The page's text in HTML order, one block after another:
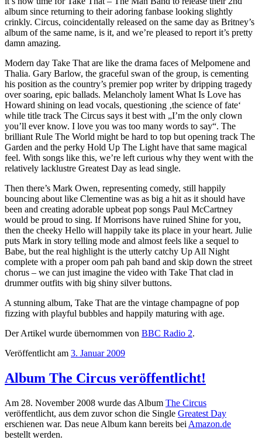
album since returning to their adoring fanbase looking slightly
crinkly. Circus, coincidentally released on the same day as Britney’s
album of the same name, is it, and we’re pleased to report it’s pretty
damn amazing.
Modern day Take That are like the drama faces of Melpomene and
Thalia. Gary Barlow, the graceful swan of the group, is cementing
his position as the country’s premier pop writer by dripping tragedy
over soaring, epic ballads. Melancholy lament What Is Love has
Howard shining on lead vocals, questioning ‚the science of fate‘
while title track The Circus says it best with „I’m the only clown
you’ll ever know. I love you was too many words to say“. The
brilliant Rule The World might be hard to top but opening track The
Garden and the perky Hold Up The Light have that same magical
feel. With songs like this, we’re left curious why they went with the
relatively lacklustre Greatest Day as lead single.
Then there’s Mark Owen, representing comedy, still happily
bouncing about like Clementine was as big a hit as it should have
been and creating adorable upbeat pop songs Paul McCartney
would be proud to sing. If Morrisons have ruined Shine for you,
then the cheeky Hello will happily take its place in your heart. Julie
puts Mark in story telling mode and almost feels like a sequel to
Babe, but the real highlight is the utterly catchy Up All Night
complete with a proper oom pah pah band and skip down the street
chorus – we can just imagine the video with Take That clad in
drummer outfits with big shiny silver buttons.
A stunning album, Take That are the vintage champagne of pop
fizzing with playful bubbles and happily maturing with age.
Der Artikel wurde übernommen von BBC Radio 2.
Veröffentlicht am 3. Januar 2009
Album The Circus veröffentlicht!
Am 28. November 2008 wurde das Album The Circus
veröffentlicht, aus dem zuvor schon die Single Greatest Day
erschienen war. Das neue Album kann bereits bei Amazon.de
bestellt werden.